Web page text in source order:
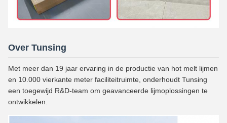
Over Tunsing
Met meer dan 19 jaar ervaring in de productie van hot melt lijmen
en 10.000 vierkante meter faciliteitruimte, onderhoudt Tunsing
een toegewijd R&D-team om geavanceerde lijmoplossingen te
ontwikkelen.